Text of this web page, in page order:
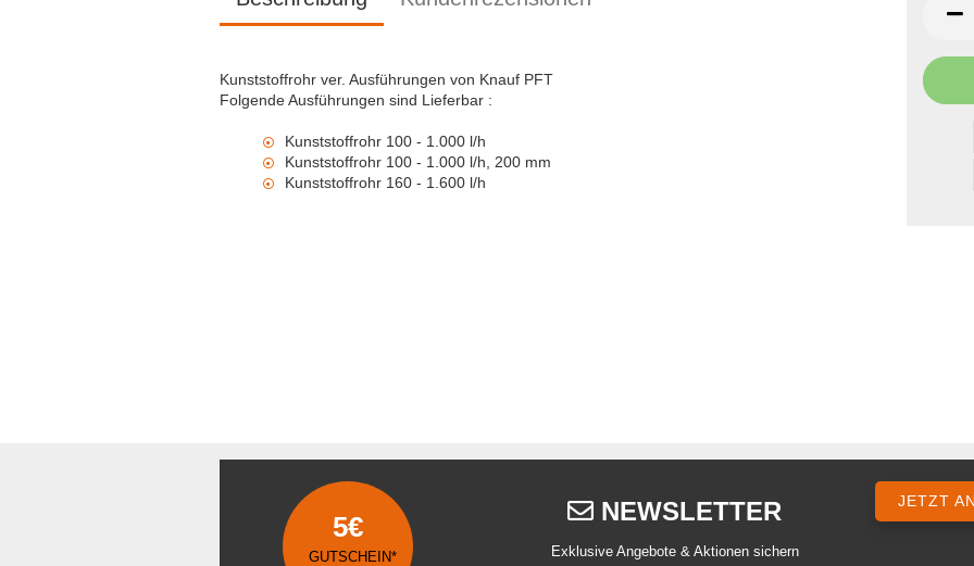
Kunststoffrohr ver. Ausführungen von Knauf PFT
Folgende Ausführungen sind Lieferbar :
Kunststoffrohr 100 - 1.000 l/h
Kunststoffrohr 100 - 1.000 l/h, 200 mm
Kunststoffrohr 160 - 1.600 l/h
5€
GUTSCHEIN*
NEWSLETTER
Exklusive Angebote & Aktionen sichern
JETZT